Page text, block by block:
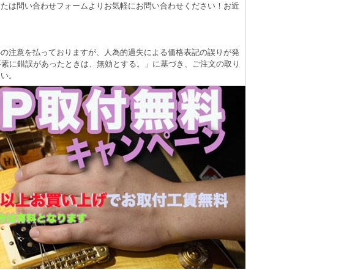
は問い合わせフォームよりお気軽にお問い合わせください！お近
注意を払っておりますが、人為的過失による価格表記の誤りが発
に錯誤があったときは、無効とする。」に基づき、ご注文の取り
。